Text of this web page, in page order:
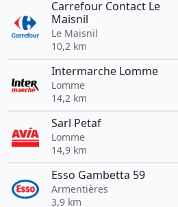
Carrefour Contact Le
Maisnil
Le Maisnil
10,2 km
Intermarche Lomme
Lomme
14,2 km
Sarl Petaf
Lomme
14,9 km
Esso Gambetta 59
Armentières
3,9 km